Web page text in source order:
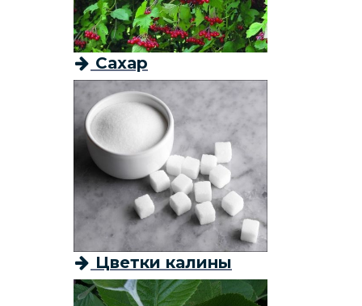
Сахар
Цветки калины